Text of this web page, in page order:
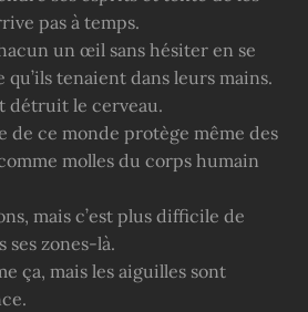
pas à temps.
un œil sans hésiter en se
qu’ils tenaient dans leurs mains.
détruit le cerveau.
de ce monde protège même des
molles du corps humain
mais c’est plus difficile de
ses zones-là.
ça, mais les aiguilles sont